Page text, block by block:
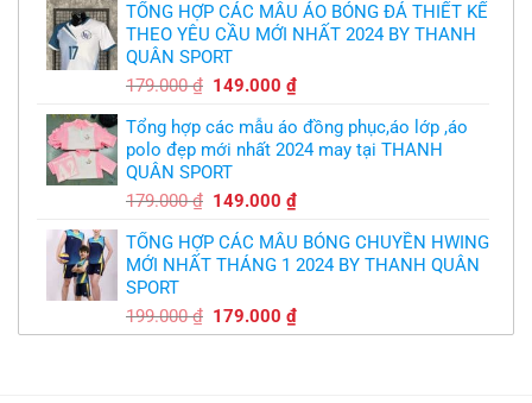
là:
350.000 ₫.
tại
là:
TỔNG HỢP CÁC MẪU ÁO BÓNG ĐÁ THIẾT KẾ
THEO YÊU CẦU MỚI NHẤT 2024 BY THANH
QUÂN SPORT
179.000₫ Giá
là:
179.000 ₫.
149.000₫Giá
tại
là:
Tổng hợp các mẫu áo đồng phục,áo lớp ,áo
polo đẹp mới nhất 2024 may tại THANH
QUÂN SPORT
179.000₫ Giá
là:
179.000 ₫.
149.000₫Giá
tại
là:
TỔNG HỢP CÁC MẪU BÓNG CHUYỀN HWING
MỚI NHẤT THÁNG 1 2024 BY THANH QUÂN
SPORT
199.000₫ Giá
gốc
179.000₫Giá
hiện